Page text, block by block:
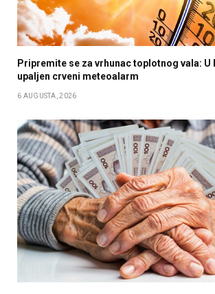
Pripremite se za vrhunac toplotnog vala: U
upaljen crveni meteoalarm
6 AUGUSTA, 2026